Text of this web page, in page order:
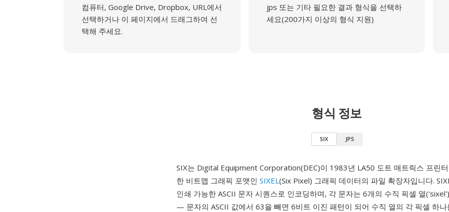
컴퓨터, Google Drive, Dropbox, URL에서
선택하거나 이 페이지에서 드래그하여 선
택해 주세요.
jps 또는 기타 필요한 결과 형식을 선택하
세요(200가지 이상의 형식 지원)
형식 정보
SIX JPS
SIX는 Digital Equipment Corporation(DEC)이 1983년 LA50 도트 매트릭스 프린
한 비트맵 그래픽 포맷인 SIXEL(Six Pixel) 그래픽 데이터의 파일 확장자입니다.
인쇄 가능한 ASCII 문자 시퀀스로 인코딩하며, 각 문자는 6개의 수직 픽셀 열
— 문자의 ASCII 값에서 63을 빼면 6비트 이진 패턴이 되어 수직 열의 각 픽셀 하나